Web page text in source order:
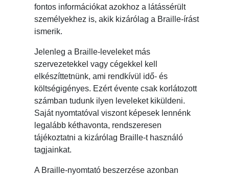
fontos információkat azokhoz a látássérült
személyekhez is, akik kizárólag a Braille-írást
ismerik.
Jelenleg a Braille-leveleket más
szervezetekkel vagy cégekkel kell
elkészíttetnünk, ami rendkívül idő- és
költségigényes. Ezért évente csak korlátozott
számban tudunk ilyen leveleket kiküldeni.
Saját nyomtatóval viszont képesek lennénk
legalább kéthavonta, rendszeresen
tájékoztatni a kizárólag Braille-t használó
tagjainkat.
A Braille-nyomtató beszerzése azonban